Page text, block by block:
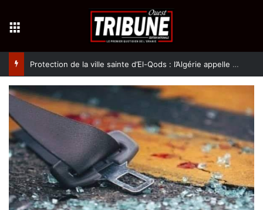
Protection de la ville sainte d’El-Qods : l’Algérie appelle à une action collective